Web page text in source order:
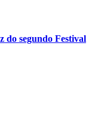
do segundo Festival